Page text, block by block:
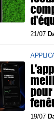
21/07
19/07